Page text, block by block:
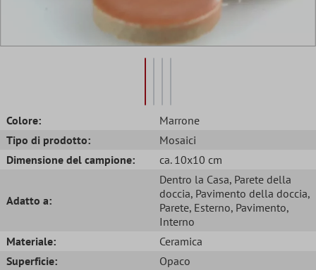
Colore:
Marrone
Tipo di prodotto:
Mosaici
Dimensione del campione:
ca. 10x10 cm
Adatto a:
Dentro la Casa, Parete della
doccia, Pavimento della doccia,
Parete, Esterno, Pavimento,
Interno
Materiale:
Ceramica
Superficie:
Opaco